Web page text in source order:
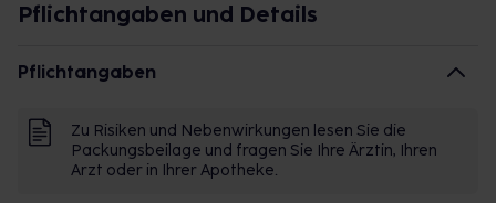
Pflichtangaben und Details
Pflichtangaben
Zu Risiken und Nebenwirkungen lesen Sie die
Packungsbeilage und fragen Sie Ihre Ärztin, Ihren
Arzt oder in Ihrer Apotheke.